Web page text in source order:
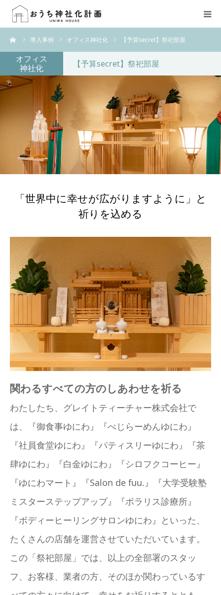
導入事例 オフィス神社化 【予算secret】祭祀部屋
オフィス
神社化
【予算secret】祭祀部屋
「世界中に幸せが広がりますように」と
祈りを込める
関わるすべての方のしあわせを祈る
わたしたち、グレイトティーチャー株式会社で
は、『御食事ゆにわ』『べじらーめんゆにわ』
『社員食堂ゆにわ』『パティスリーゆにわ』『茶
肆ゆにわ』『白金ゆにわ』『シロフクコーヒー』
『ゆにわマート』『Salon de fuu.』『大学受験塾
ミスターステップアップ』『ポラリス診療所』
『ボディーヒーリングサロンゆにわ』といった、
たくさんの店舗を運営させていただいています。
この「祭祀部屋」では、以上の全部署のスタッ
フ、お客様、業者の方、そのほか関わっているす
HOME
おうち神社化とは
コーディネーター
ONLINE SHOP
導入事例